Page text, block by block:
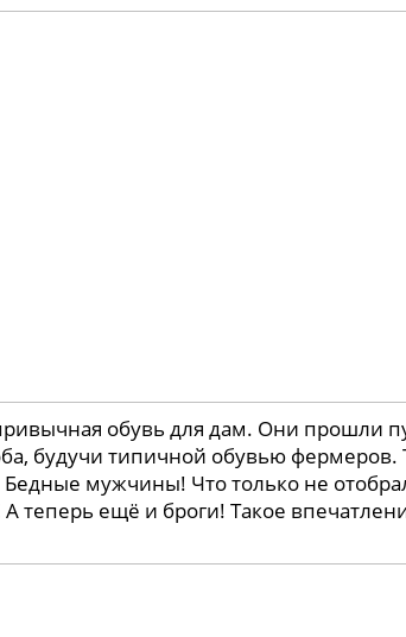
обувь для дам. Они прошли
будучи типичной обувью
Бедные мужчины! Что только не
теперь ещё и броги! Такое